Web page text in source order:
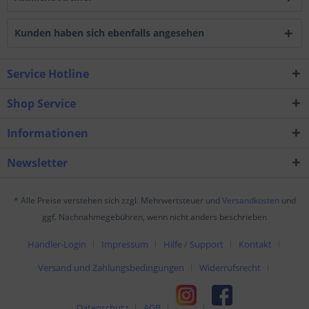
Kunden haben sich ebenfalls angesehen
Service Hotline
Shop Service
Informationen
Newsletter
* Alle Preise verstehen sich zzgl. Mehrwertsteuer und Versandkosten und
ggf. Nachnahmegebühren, wenn nicht anders beschrieben
Händler-Login Impressum Hilfe / Support
Kontakt
Versand und Zahlungsbedingungen
Widerrufsrecht